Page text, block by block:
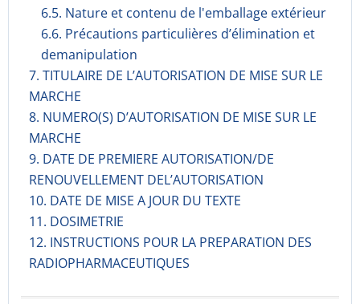
6.5. Nature et contenu de l'emballage extérieur
6.6. Précautions particulières d’élimination et
demanipulation
7. TITULAIRE DE L’AUTORISATION DE MISE SUR LE
MARCHE
8. NUMERO(S) D’AUTORISATION DE MISE SUR LE
MARCHE
9. DATE DE PREMIERE AUTORISATION/DE
RENOUVELLEMENT DEL’AUTORISATION
10. DATE DE MISE A JOUR DU TEXTE
11. DOSIMETRIE
12. INSTRUCTIONS POUR LA PREPARATION DES
RADIOPHARMACE­UTIQUES